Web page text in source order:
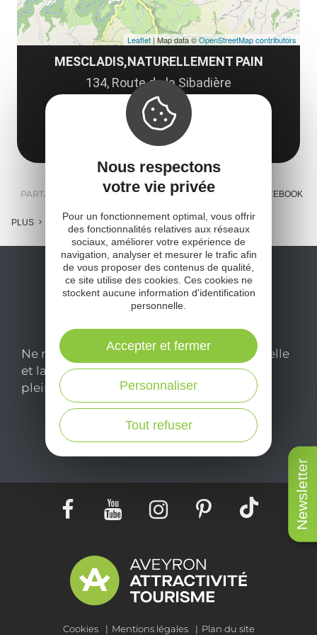
Newsletter
MESCLADIS,NATURELLEMENT PAIN
134, Route de la Sibadière
12120 Comps-la-Grand-Ville
Obtenir l'itinéraire
Leaflet | Map data ©OpenStreetMap contributors
PARTAGER : E-MAIL MESSENGER FACEBOOK
PLUS
Ne manquez pas notre newsletter mensuelle
et laissez-vous inspirer pour profiter
pleinement de votre séjour en Aveyron.
Je m'abonne ici
Cookies Mentions légales Plan du site
Nous respectons
votre vie privée
Pour un fonctionnement optimal, vous offrir
des fonctionnalités relatives aux réseaux
sociaux, améliorer votre expérience de
navigation, analyser et mesurer le trafic afin
de vous proposer des contenus de qualité,
ce site utilise des cookies. Ces cookies ne
stockent aucune information d'identification
personnelle.
Tout refuser
Personnaliser
Accepter et fermer